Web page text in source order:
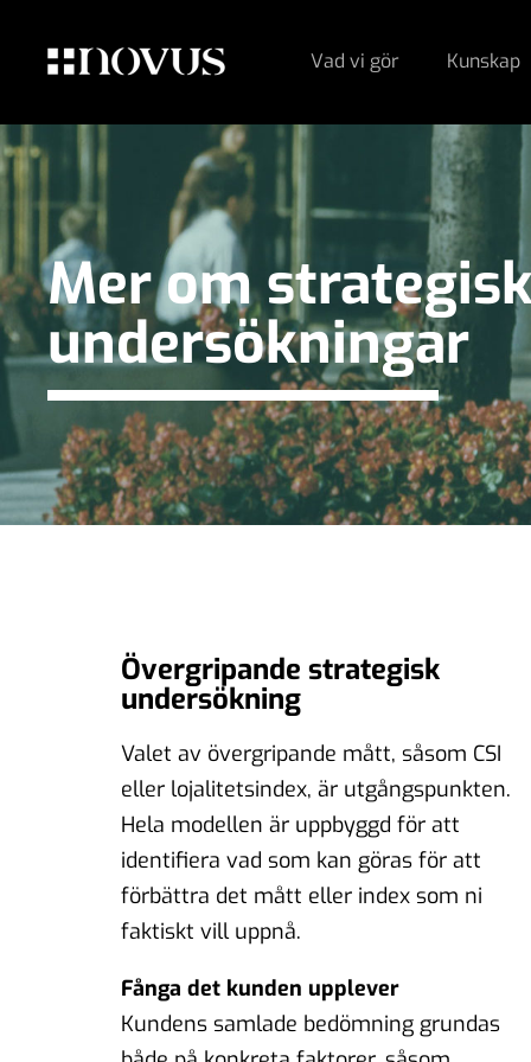
Vad vi gör Kunskap
Mer om
undersökningar
Övergripande strategisk
undersökning
Valet av övergripande mått, såsom CSI
eller lojalitetsindex, är utgångspunkten.
Hela modellen är uppbyggd för att
identifiera vad som kan göras för att
förbättra det mått eller index som ni
faktiskt vill uppnå.
Fånga det kunden upplever
Kundens samlade bedömning grundas